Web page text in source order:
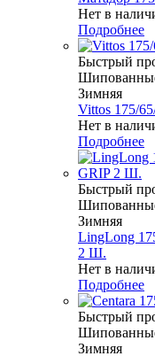
Нет в
Подробнее
Быстрый
Зимняя
Vittos 175/
Нет в
Подробнее
Быстрый
Зимняя
LingLong
2 Ш.
Нет в
Подробнее
Быстрый
Зимняя